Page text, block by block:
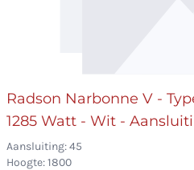
Radson Narbonne V -
1285 Watt - Wit -
Aansluiting: 45
Hoogte: 1800